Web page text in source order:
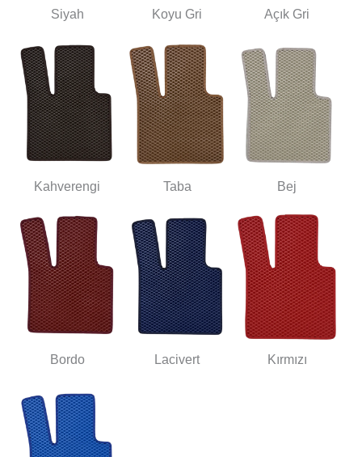
Siyah Koyu Gri Açık Gri
Kahverengi Taba Bej
Bordo Lacivert Kırmızı